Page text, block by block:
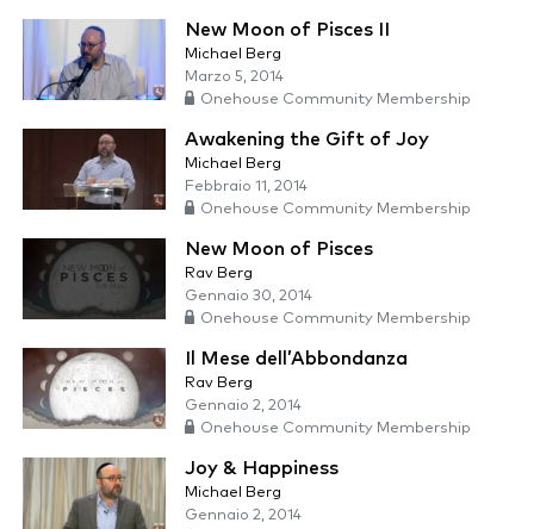
New Moon of Pisces II
Michael Berg
Marzo 5, 2014
Onehouse Community Membership
Awakening the Gift of Joy
Michael Berg
Febbraio 11, 2014
Onehouse Community Membership
New Moon of Pisces
Rav Berg
Gennaio 30, 2014
Onehouse Community Membership
Il Mese dell’Abbondanza
Rav Berg
Gennaio 2, 2014
Onehouse Community Membership
Joy & Happiness
Michael Berg
Gennaio 2, 2014